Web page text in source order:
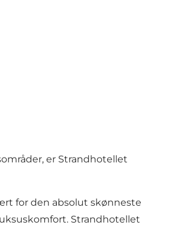
er Strandhotellet
for den absolut skønneste
Strandhotellet